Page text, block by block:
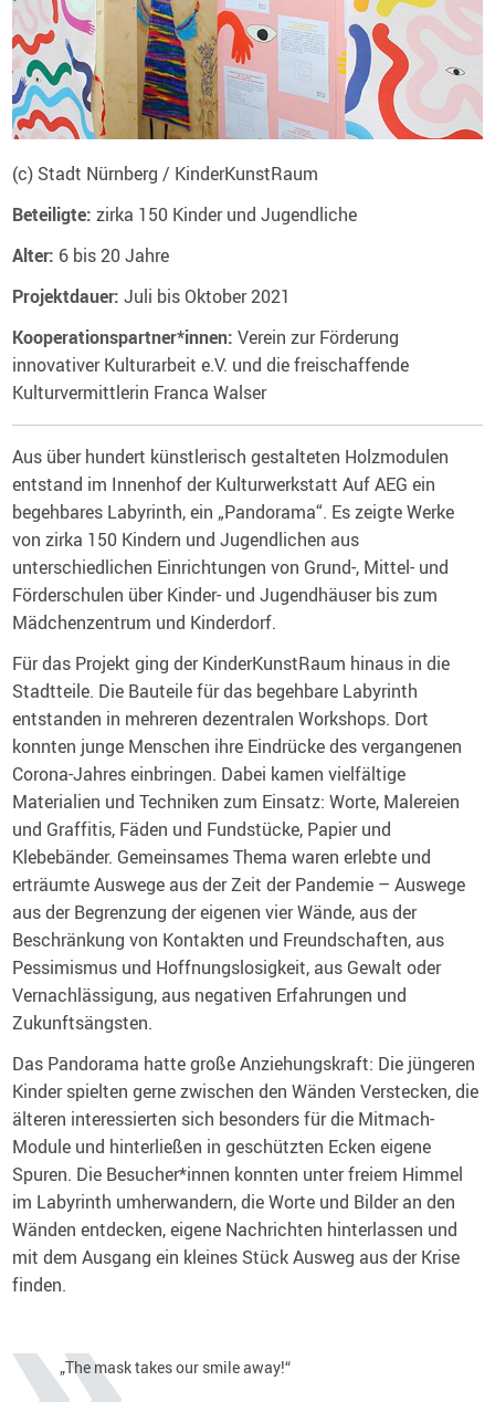
(c) Stadt Nürnberg / KinderKunstRaum
Beteiligte: zirka 150 Kinder und Jugendliche
Alter: 6 bis 20 Jahre
Projektdauer: Juli bis Oktober 2021
Kooperationspartner*innen: Verein zur Förderung
innovativer Kulturarbeit e.V. und die freischaffende
Kulturvermittlerin Franca Walser
Aus über hundert künstlerisch gestalteten Holzmodulen
entstand im Innenhof der Kulturwerkstatt Auf AEG ein
begehbares Labyrinth, ein „Pandorama“. Es zeigte Werke
von zirka 150 Kindern und Jugendlichen aus
unterschiedlichen Einrichtungen von Grund-, Mittel- und
Förderschulen über Kinder- und Jugendhäuser bis zum
Mädchenzentrum und Kinderdorf.
Für das Projekt ging der KinderKunstRaum hinaus in die
Stadtteile. Die Bauteile für das begehbare Labyrinth
entstanden in mehreren dezentralen Workshops. Dort
konnten junge Menschen ihre Eindrücke des vergangenen
Corona-Jahres einbringen. Dabei kamen vielfältige
Materialien und Techniken zum Einsatz: Worte, Malereien
und Graffitis, Fäden und Fundstücke, Papier und
Klebebänder. Gemeinsames Thema waren erlebte und
erträumte Auswege aus der Zeit der Pandemie – Auswege
aus der Begrenzung der eigenen vier Wände, aus der
Beschränkung von Kontakten und Freundschaften, aus
Pessimismus und Hoffnungslosigkeit, aus Gewalt oder
Vernachlässigung, aus negativen Erfahrungen und
Zukunftsängsten.
Das Pandorama hatte große Anziehungskraft: Die jüngeren
Kinder spielten gerne zwischen den Wänden Verstecken, die
älteren interessierten sich besonders für die Mitmach-
Module und hinterließen in geschützten Ecken eigene
Spuren. Die Besucher*innen konnten unter freiem Himmel
im Labyrinth umherwandern, die Worte und Bilder an den
Wänden entdecken, eigene Nachrichten hinterlassen und
mit dem Ausgang ein kleines Stück Ausweg aus der Krise
finden.
„The mask takes our smile away!“